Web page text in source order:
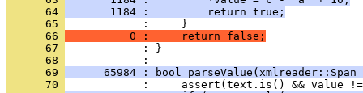
      64
       1184 :         return true;
      65
      66
          0 :     return false;
      67
            : }
      68
      69
65984 : bool
      70